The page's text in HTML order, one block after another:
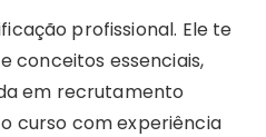
profissional. Ele te
conceitos essenciais,
em recrutamento
curso com experiência